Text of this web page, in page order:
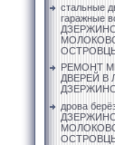
стальные
гаражные
РЕМОНТ
ДВЕРЕЙ В
дрова